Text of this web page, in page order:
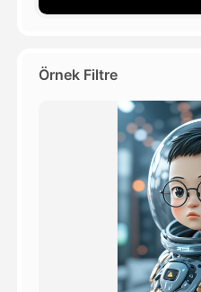
Blog
Örnek Filtre